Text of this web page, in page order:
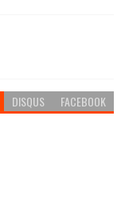
DISQUS FACEBOOK